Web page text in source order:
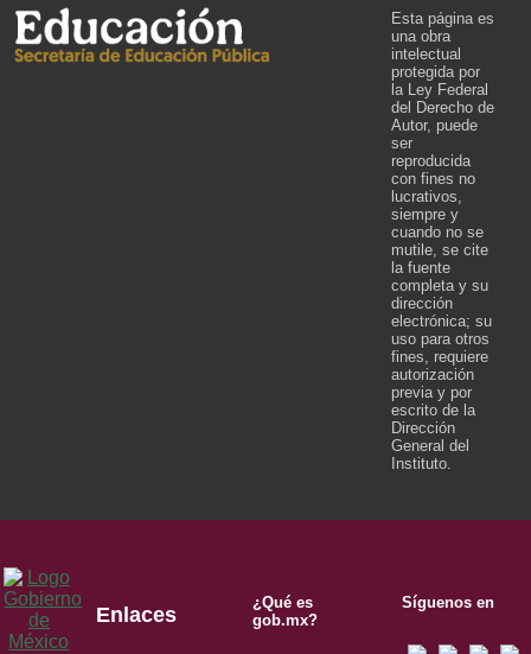
Esta página es
una obra
intelectual
protegida por
la Ley Federal
del Derecho de
Autor, puede
ser
reproducida
con fines no
lucrativos,
siempre y
cuando no se
mutile, se cite
la fuente
completa y su
dirección
electrónica; su
uso para otros
fines, requiere
autorización
previa y por
escrito de la
Dirección
General del
Instituto.
Enlaces
¿Qué es
gob.mx?
Síguenos en